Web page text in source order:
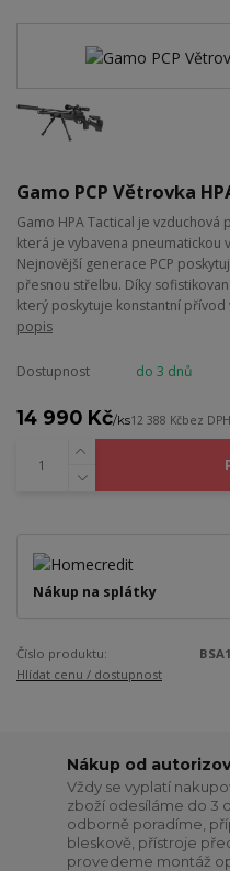
Gamo PCP Větrovka
Gamo HPA Tactical je
která je vybavena pneumatickou
Nejnovější generace PCP
přesnou střelbu. Díky
který poskytuje konstantní
popis
Dostupnost do 3 dnů
14 990 Kč/ks12 388 Kčbez DPH
Nákup na splátky
Číslo produktu:
Hlídat cenu / dostupnost
Nákup od
Vždy se vyplatí
zboží odesíláme do 3
odborně poradíme,
bleskově, přístroje
provedeme montáž